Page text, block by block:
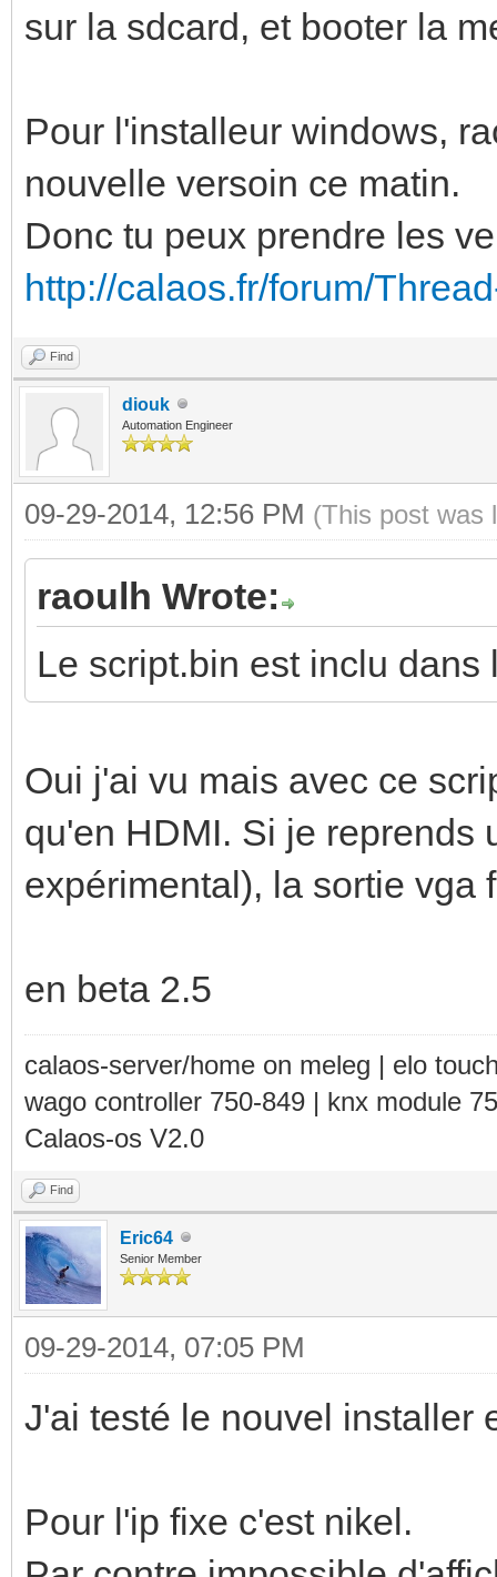
sur la sdcard, et booter la
Pour l'installeur windows,
nouvelle versoin ce matin.
Donc tu peux prendre les
http://calaos.fr/forum/
Find
diouk
Automation Engineer
09-29-2014, 12:56 PM (This post was
raoulh Wrote:
Le script.bin est inclu dans
Oui j'ai vu mais avec ce
qu'en HDMI. Si je reprends
expérimental), la sortie vga
en beta 2.5
calaos-server/home on meleg | elo
wago controller 750-849 | knx module
Calaos-os V2.0
Find
Eric64
Senior Member
09-29-2014, 07:05 PM
J'ai testé le nouvel installer
Pour l'ip fixe c'est nikel.